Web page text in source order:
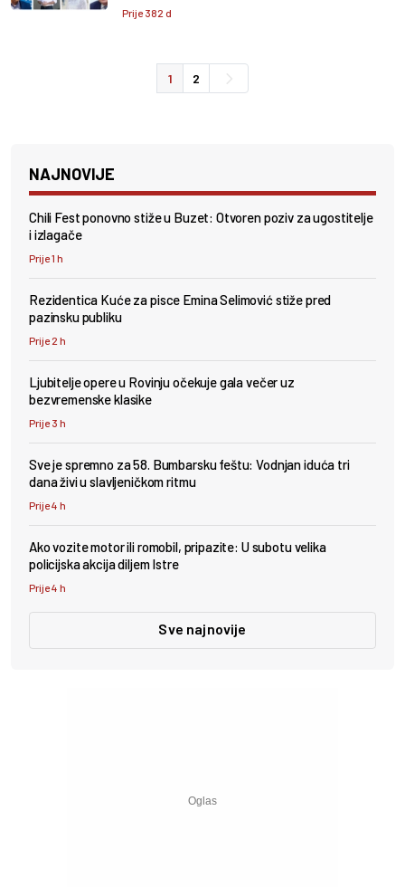
Prije 382 d
1 2
NAJNOVIJE
Chili Fest ponovno stiže u Buzet: Otvoren poziv za ugostitelje
i izlagače
Prije 1 h
Rezidentica Kuće za pisce Emina Selimović stiže pred
pazinsku publiku
Prije 2 h
Ljubitelje opere u Rovinju očekuje gala večer uz
bezvremenske klasike
Prije 3 h
Sve je spremno za 58. Bumbarsku feštu: Vodnjan iduća tri
dana živi u slavljeničkom ritmu
Prije 4 h
Ako vozite motor ili romobil, pripazite: U subotu velika
policijska akcija diljem Istre
Prije 4 h
Sve najnovije